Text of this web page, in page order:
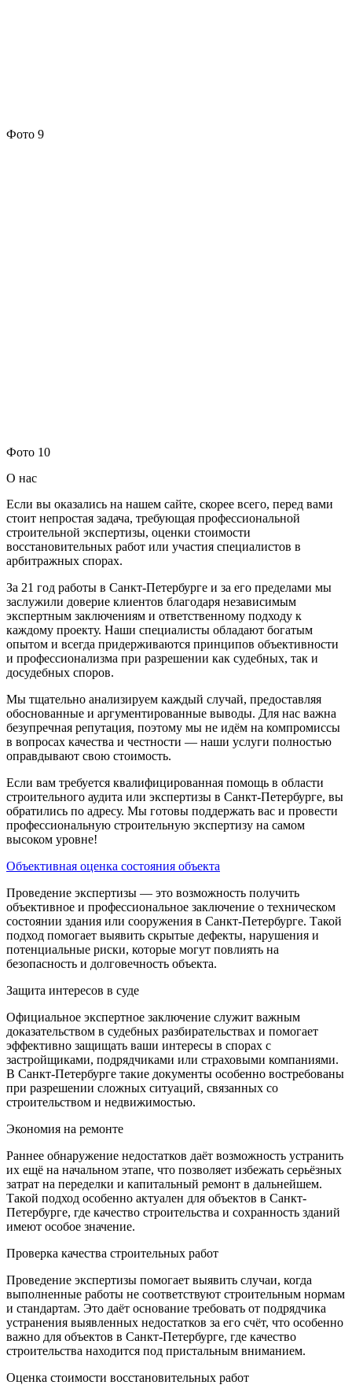
Фото 9
Фото 10
О нас
Если вы оказались на нашем сайте, скорее всего, перед вами
стоит непростая задача, требующая профессиональной
строительной экспертизы, оценки стоимости
восстановительных работ или участия специалистов в
арбитражных спорах.
За 21 год работы в Санкт-Петербурге и за его пределами мы
заслужили доверие клиентов благодаря независимым
экспертным заключениям и ответственному подходу к
каждому проекту. Наши специалисты обладают богатым
опытом и всегда придерживаются принципов объективности
и профессионализма при разрешении как судебных, так и
досудебных споров.
Мы тщательно анализируем каждый случай, предоставляя
обоснованные и аргументированные выводы. Для нас важна
безупречная репутация, поэтому мы не идём на компромиссы
в вопросах качества и честности — наши услуги полностью
оправдывают свою стоимость.
Если вам требуется квалифицированная помощь в области
строительного аудита или экспертизы в Санкт-Петербурге, вы
обратились по адресу. Мы готовы поддержать вас и провести
профессиональную строительную экспертизу на самом
высоком уровне!
Объективная оценка состояния объекта
Проведение экспертизы — это возможность получить
объективное и профессиональное заключение о техническом
состоянии здания или сооружения в Санкт-Петербурге. Такой
подход помогает выявить скрытые дефекты, нарушения и
потенциальные риски, которые могут повлиять на
безопасность и долговечность объекта.
Защита интересов в суде
Официальное экспертное заключение служит важным
доказательством в судебных разбирательствах и помогает
эффективно защищать ваши интересы в спорах с
застройщиками, подрядчиками или страховыми компаниями.
В Санкт-Петербурге такие документы особенно востребованы
при разрешении сложных ситуаций, связанных со
строительством и недвижимостью.
Экономия на ремонте
Раннее обнаружение недостатков даёт возможность устранить
их ещё на начальном этапе, что позволяет избежать серьёзных
затрат на переделки и капитальный ремонт в дальнейшем.
Такой подход особенно актуален для объектов в Санкт-
Петербурге, где качество строительства и сохранность зданий
имеют особое значение.
Проверка качества строительных работ
Проведение экспертизы помогает выявить случаи, когда
выполненные работы не соответствуют строительным нормам
и стандартам. Это даёт основание требовать от подрядчика
устранения выявленных недостатков за его счёт, что особенно
важно для объектов в Санкт-Петербурге, где качество
строительства находится под пристальным вниманием.
Оценка стоимости восстановительных работ